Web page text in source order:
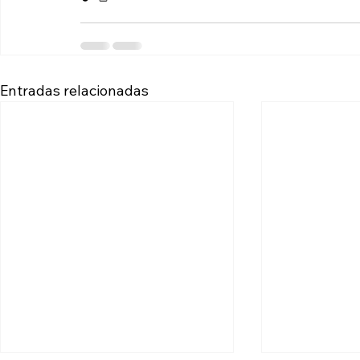
Entradas relacionadas